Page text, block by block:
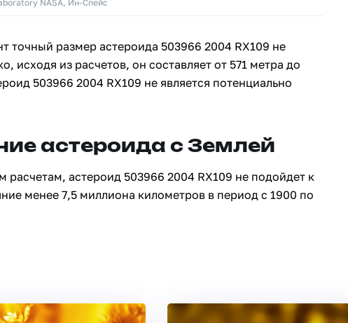
NASA, Ин-Спейс
точный размер астероида 503966 2004 RX109 не
исходя из расчетов, он составляет от 571 метра до
503966 2004 RX109 не является потенциально
астероида с Землей
расчетам, астероид 503966 2004 RX109 не подойдет к
менее 7,5 миллиона километров в период с 1900 по